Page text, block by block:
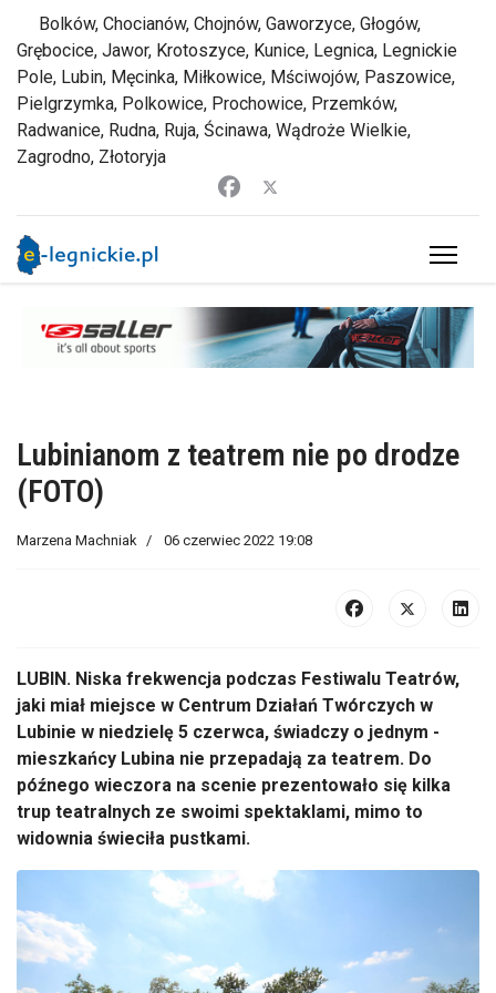
Bolków, Chocianów, Chojnów, Gaworzyce, Głogów,
Grębocice, Jawor, Krotoszyce, Kunice, Legnica, Legnickie
Pole, Lubin, Męcinka, Miłkowice, Mściwojów, Paszowice,
Pielgrzymka, Polkowice, Prochowice, Przemków,
Radwanice, Rudna, Ruja, Ścinawa, Wądroże Wielkie,
Zagrodno, Złotoryja
Lubinianom z teatrem nie po drodze
(FOTO)
Marzena Machniak 06 czerwiec 2022 19:08
LUBIN. Niska frekwencja podczas Festiwalu Teatrów,
jaki miał miejsce w Centrum Działań Twórczych w
Lubinie w niedzielę 5 czerwca, świadczy o jednym -
mieszkańcy Lubina nie przepadają za teatrem. Do
późnego wieczora na scenie prezentowało się kilka
trup teatralnych ze swoimi spektaklami, mimo to
widownia świeciła pustkami.